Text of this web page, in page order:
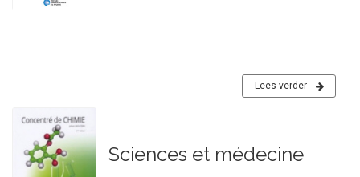
Lees verder
Sciences et médecine